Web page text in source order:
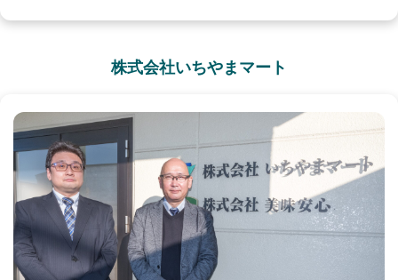
株式会社いちやまマート